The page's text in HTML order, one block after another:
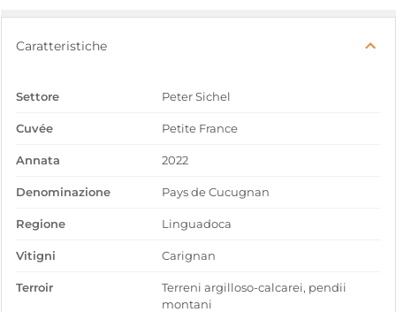
Caratteristiche
Settore Peter Sichel
Cuvée Petite France
Annata 2022
Denominazione Pays de Cucugnan
Regione Linguadoca
Vitigni Carignan
Terroir
Terreni argilloso-calcarei, pendii
montani